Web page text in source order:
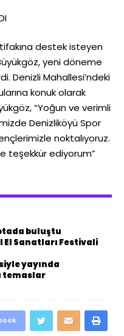
destek isteyen
yeni döneme
Denizli Mahallesi’ndeki
konuk olarak
“Yoğun ve verimli
Denizliköyü Spor
noktalıyoruz.
teşekkür ediyorum”
buluştu
El Sanatları Festivali
yayında
temaslar